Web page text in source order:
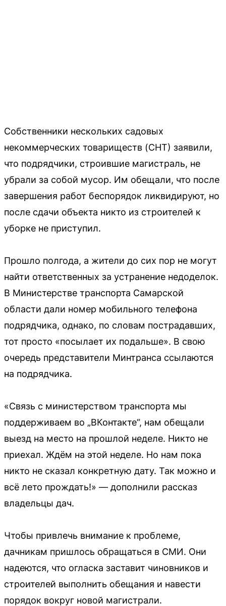
Собственники нескольких садовых
некоммерческих товариществ (СНТ) заявили,
что подрядчики, строившие магистраль, не
убрали за собой мусор. Им обещали, что после
завершения работ беспорядок ликвидируют, но
после сдачи объекта никто из строителей к
уборке не приступил.
Прошло полгода, а жители до сих пор не могут
найти ответственных за устранение недоделок.
В Министерстве транспорта Самарской
области дали номер мобильного телефона
подрядчика, однако, по словам пострадавших,
тот просто «посылает их подальше». В свою
очередь представители Минтранса ссылаются
на подрядчика.
«Связь с министерством транспорта мы
поддерживаем во „ВКонтакте“, нам обещали
выезд на место на прошлой неделе. Никто не
приехал. Ждём на этой неделе. Но нам пока
никто не сказал конкретную дату. Так можно и
всё лето прождать!» — дополнили рассказ
владельцы дач.
Чтобы привлечь внимание к проблеме,
дачникам пришлось обращаться в СМИ. Они
надеются, что огласка заставит чиновников и
строителей выполнить обещания и навести
порядок вокруг новой магистрали.